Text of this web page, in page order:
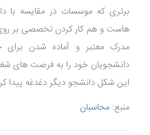
برتری که موسسات در مقایسه با
هاست و هم کار کردن تخصصی بر روی
مدرک معتبر و آماده شدن برای
دانشجویان خود را به فرصت های
این شکل دانشجو دیگر دغدغه پیدا
منبع: محاسبان